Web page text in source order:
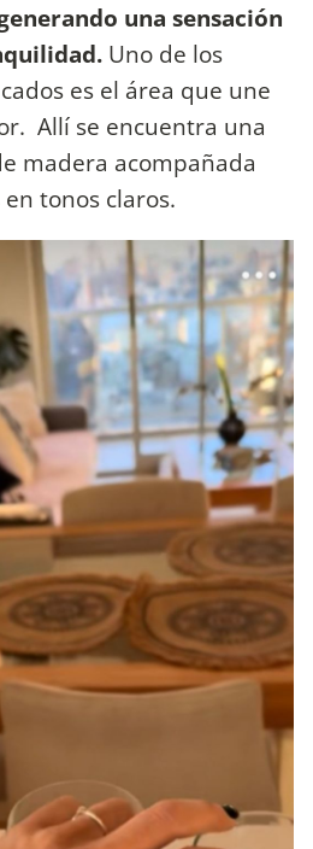
una sensación
Uno de los
es el área que une
Allí se encuentra una
madera acompañada
tonos claros.